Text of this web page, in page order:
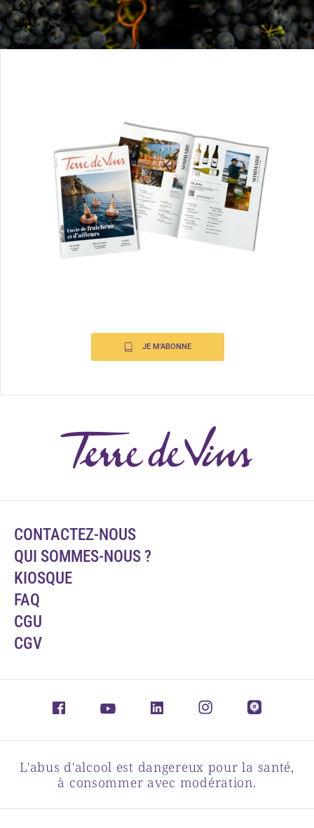
JE M'ABONNE
CONTACTEZ-NOUS
QUI SOMMES-NOUS ?
KIOSQUE
FAQ
CGU
CGV
L'abus d'alcool est dangereux pour la santé,
à consommer avec modération.